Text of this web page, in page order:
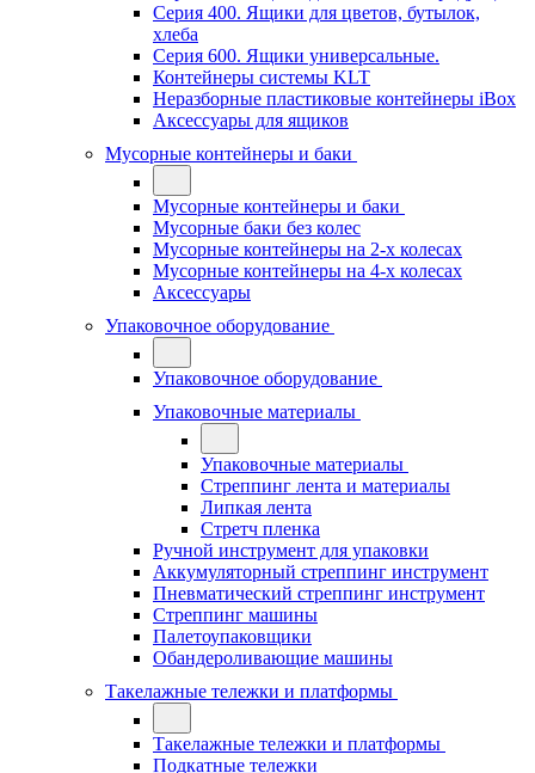
Серия 400. Ящики для цветов, бутылок,
хлеба
Серия 600. Ящики универсальные.
Контейнеры системы KLT
Неразборные пластиковые контейнеры iBox
Аксессуары для ящиков
Мусорные контейнеры и баки
Мусорные контейнеры и баки
Мусорные баки без колес
Мусорные контейнеры на 2-х колесах
Мусорные контейнеры на 4-х колесах
Аксессуары
Упаковочное оборудование
Упаковочное оборудование
Упаковочные материалы
Упаковочные материалы
Стреппинг лента и материалы
Липкая лента
Стретч пленка
Ручной инструмент для упаковки
Аккумуляторный стреппинг инструмент
Пневматический стреппинг инструмент
Стреппинг машины
Палетоупаковщики
Обандероливающие машины
Такелажные тележки и платформы
Такелажные тележки и платформы
Подкатные тележки